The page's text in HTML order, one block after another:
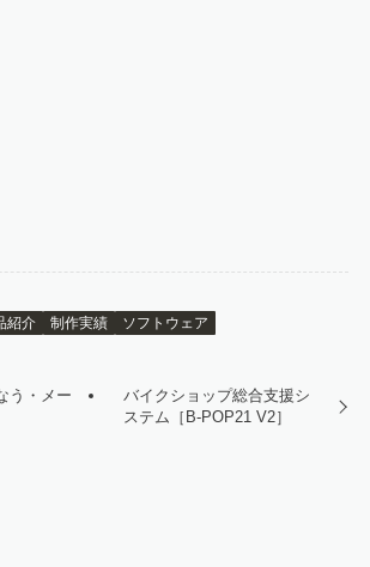
紹介 制作実績 ソフトウェア
う・メー
バイクショップ総合支援シ
ステム［B-POP21 V2］